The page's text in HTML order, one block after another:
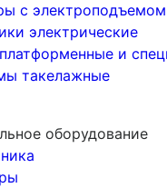
с электроподъемом
электрические
и
такелажные
оборудование